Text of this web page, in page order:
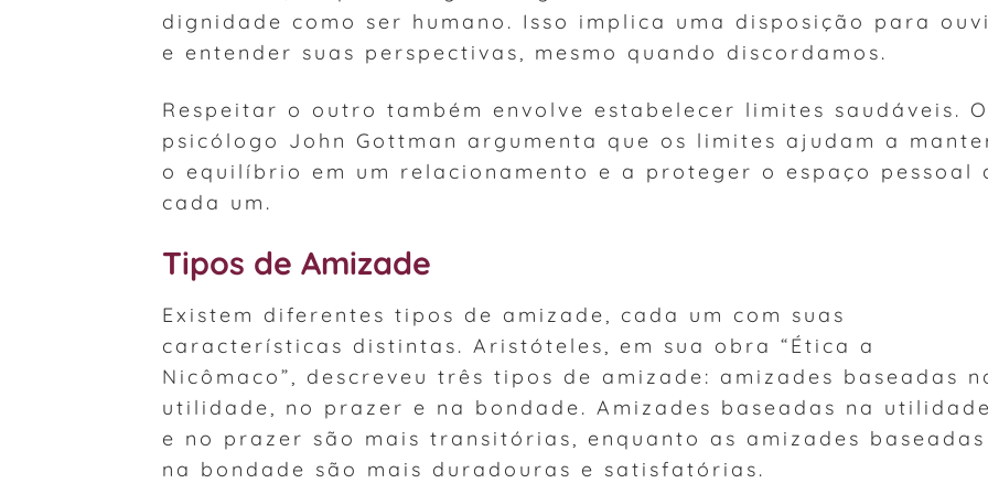
dignidade como ser humano. Isso implica uma disposição para
e entender suas perspectivas, mesmo quando discordamos.
Respeitar o outro também envolve estabelecer limites saudáveis. O
psicólogo John Gottman argumenta que os limites ajudam a
o equilíbrio em um relacionamento e a proteger o espaço pessoal
cada um.
Tipos de Amizade
Existem diferentes tipos de amizade, cada um com suas
características distintas. Aristóteles, em sua obra “Ética a
Nicômaco”, descreveu três tipos de amizade: amizades baseadas
utilidade, no prazer e na bondade. Amizades baseadas na utilidade
e no prazer são mais transitórias, enquanto as amizades baseadas
na bondade são mais duradouras e satisfatórias.